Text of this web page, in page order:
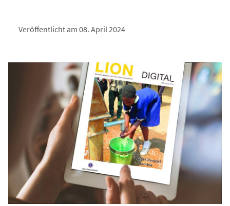
Veröffentlicht am 08. April 2024